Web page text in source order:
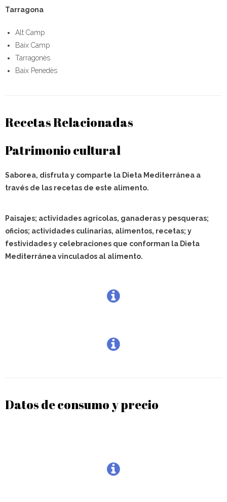
Tarragona
Alt Camp
Baix Camp
Tarragonès
Baix Penedès
Recetas Relacionadas
Patrimonio cultural
Saborea, disfruta y comparte la Dieta Mediterránea a
través de las recetas de este alimento.
Paisajes; actividades agrícolas, ganaderas y pesqueras;
oficios; actividades culinarias, alimentos, recetas; y
festividades y celebraciones que conforman la Dieta
Mediterránea vinculados al alimento.
Datos de consumo y precio